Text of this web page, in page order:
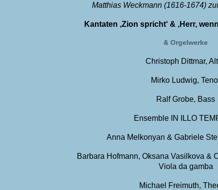
Matthias Weckmann (1616-1674)
Kantaten ‚Zion spricht‘ & ‚Herr,
& Orgelwerke
Christoph Dittmar,
Mirko Ludwig,
Ralf Grobe, Bass
Ensemble IN ILLO
Anna Melkonyan & Gabriele
Barbara Hofmann, Oksana Vasilkova &
Viola da gamba
Michael Freimuth,